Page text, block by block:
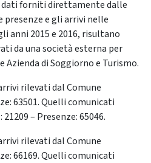
dati forniti direttamente dalle
e gli arrivi nelle
anni 2015 e 2016, risultano
da una società esterna per
Azienda di Soggiorno e Turismo.
rilevati dal Comune
63501. Quelli comunicati
– Presenze: 65046.
rilevati dal Comune
66169. Quelli comunicati